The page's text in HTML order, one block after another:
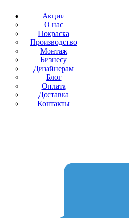
Акции
О нас
Покраска
Производство
Монтаж
Бизнесу
Дизайнерам
Блог
Оплата
Доставка
Контакты